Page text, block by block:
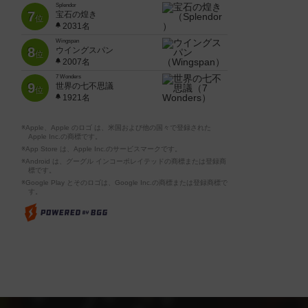
7位
Splendor
宝石の煌き
2031名
8位
Wingspan
ウイングスパン
2007名
9位
7 Wonders
世界の七不思議
1921名
※Apple、Apple のロゴ は、米国および他の国々で登録された
Apple Inc.の商標です。
※App Store は、Apple Inc.のサービスマークです。
※Android は、グーグル インコーポレイテッドの商標または登録商
標です。
※Google Play とそのロゴは、Google Inc.の商標または登録商標で
す。